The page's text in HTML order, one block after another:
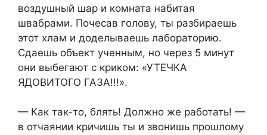
воздушный шар и комната набитая
швабрами. Почесав голову, ты разбираешь
этот хлам и доделываешь лабораторию.
Сдаешь объект ученным, но через 5 минут
они выбегают с криком: «УТЕЧКА
ЯДОВИТОГО ГАЗА!!!».
— Как так-то, блять! Должно же работать! —
в отчаянии кричишь ты и звонишь прошлому